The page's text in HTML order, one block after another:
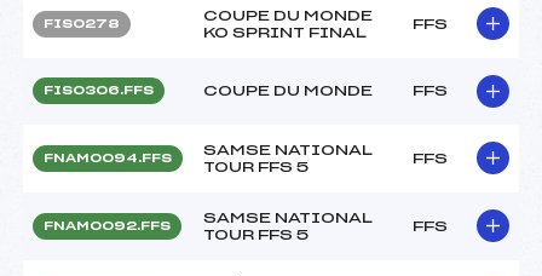
FIS0278
COUPE DU MONDE
KO SPRINT FINAL
FFS
FIS0306.FFS COUPE DU MONDE FFS
FNAM0094.FFS
SAMSE NATIONAL
TOUR FFS 5
FFS
FNAM0092.FFS
SAMSE NATIONAL
TOUR FFS 5
FFS